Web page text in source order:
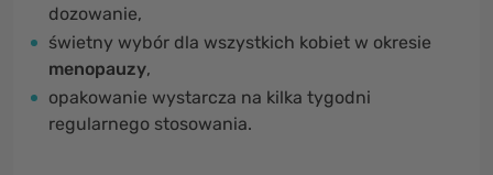
dozowanie,
świetny wybór dla wszystkich kobiet w okresie
menopauzy,
opakowanie wystarcza na kilka tygodni
regularnego stosowania.